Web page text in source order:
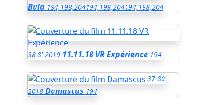
Bula 194,198,204194,198,204194,198,204
38 8' 2019 11.11.18 VR Expérience 194
37 80'
2018 Damascus 194